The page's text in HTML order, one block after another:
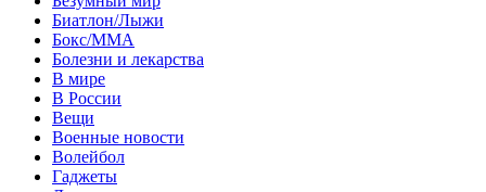
Биатлон/Лыжи
Бокс/MMA
Болезни и лекарства
В мире
В России
Вещи
Военные новости
Волейбол
Гаджеты